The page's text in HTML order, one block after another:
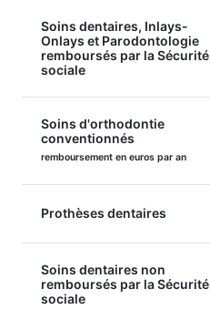
Soins dentaires, Inlays-
Onlays et Parodontologie
remboursés par la Sécurité
sociale
Soins d'orthodontie
conventionnés
remboursement en euros par an
Prothèses dentaires
Soins dentaires non
remboursés par la Sécurité
sociale